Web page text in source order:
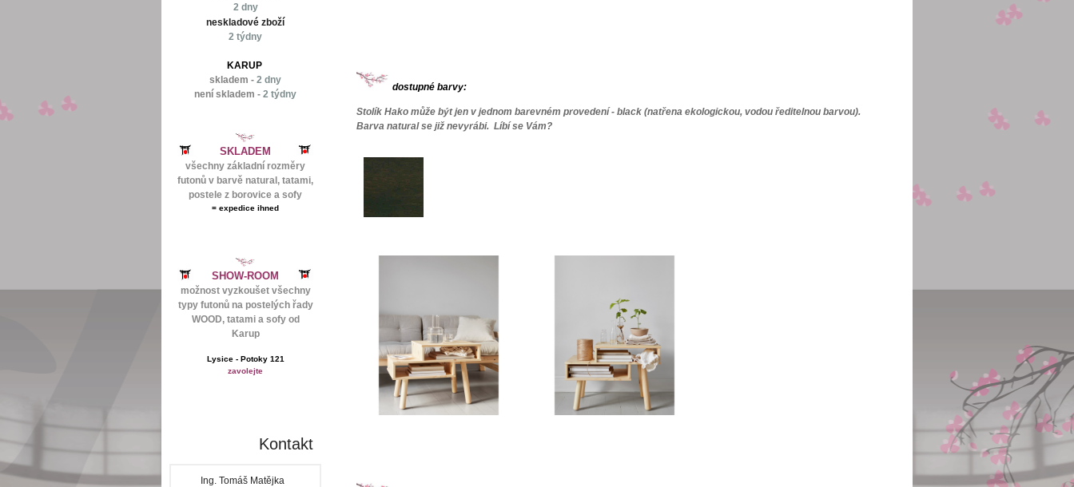
dostupné barvy:
Stolík Hako může být jen v jednom barevném provedení - black (natřena ekologickou, vodou ředitelnou barvou).
Barva natural se již nevyrábi. Líbí se Vám?
2 dny
neskladové zboží
2 týdny
KARUP
skladem - 2 dny
není skladem - 2 týdny
SKLADEM
všechny základní rozměry
futonů v barvě natural, tatami,
postele z borovice a sofy
= expedice ihned
SHOW-ROOM
možnost vyzkoušet všechny
typy futonů na postelých řady
WOOD, tatami a sofy od
Karup
Lysice - Potoky 121
zavolejte
Kontakt
Ing. Tomáš Matějka